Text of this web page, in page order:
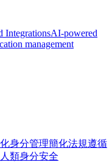
IntegrationsAI-powered
management
身分管理簡化法規遵循
類身分安全